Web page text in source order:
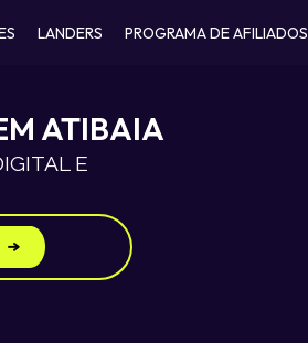
LANDERS PROGRAMA DE AFILIADOS
ATIBAIA
E